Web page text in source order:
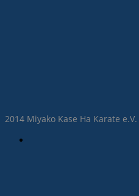
2014 Miyako Kase Ha Karate